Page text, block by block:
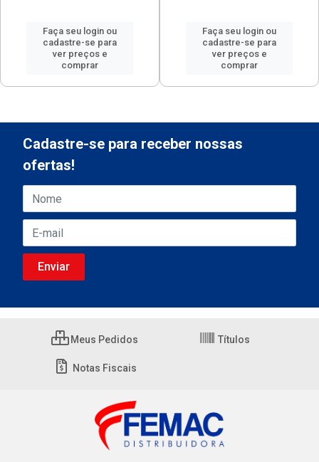
Faça seu login ou
cadastre-se para
ver preços e
comprar
Faça seu login ou
cadastre-se para
ver preços e
comprar
Cadastre-se para receber nossas
ofertas!
Meus Pedidos Títulos
Notas Fiscais